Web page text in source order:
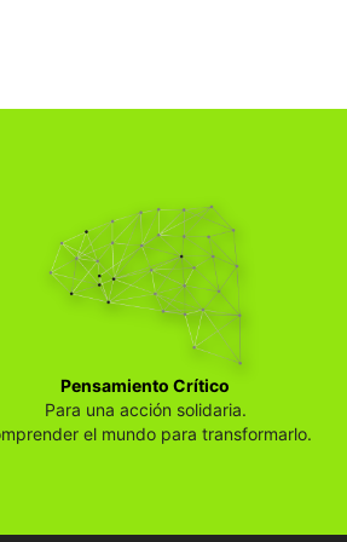
Pensamiento Crítico
Para una acción solidaria.
el mundo para transformarlo.